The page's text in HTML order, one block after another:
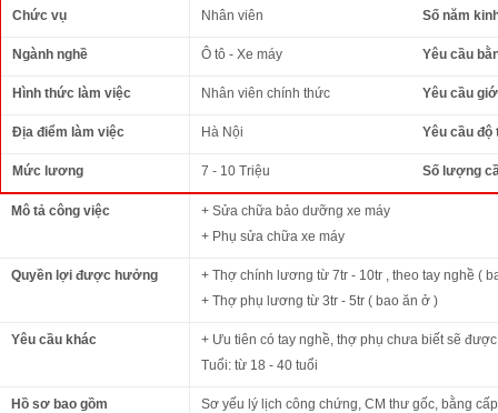
Chức vụ Nhân viên Số năm
Ngành nghề Ô tô - Xe máy Yêu cầu
Hình thức làm việc Nhân viên chính thức Yêu cầu
Địa điểm làm việc Hà Nội Yêu cầu độ
Mức lương 7 - 10 Triệu Số lượng
Mô tả công việc
+ Sửa chữa bảo dưỡng xe máy
+ Phụ sửa chữa xe máy
Quyền lợi được hưởng
+ Thợ chính lương từ 7tr - 10tr , theo tay nghề (
+ Thợ phụ lương từ 3tr - 5tr ( bao ăn ở )
Yêu cầu khác
+ Ưu tiên có tay nghề, thợ phụ chưa biết sẽ
Tuổi: từ 18 - 40 tuổi
Hồ sơ bao gồm Sơ yếu lý lịch công chứng, CM thư gốc, bằng